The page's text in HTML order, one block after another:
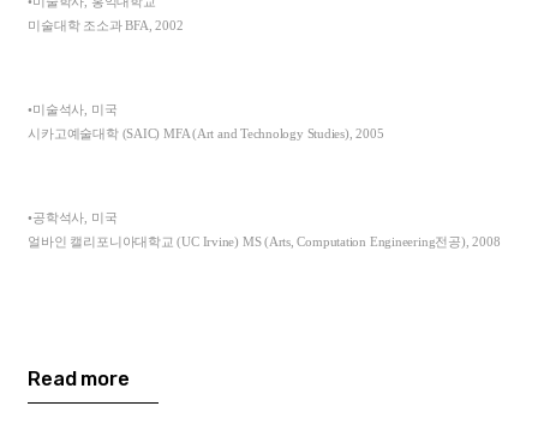
미술대학 조소과BFA, 2002
•미술석사
미국
시카고예술대학(SAIC) MFA (Art and Technology Studies), 2005
•공학석사
미국
얼바인 캘리포니아대학교 (UC Irvine) MS (Arts, Computation Engineering전공), 2008
Read more